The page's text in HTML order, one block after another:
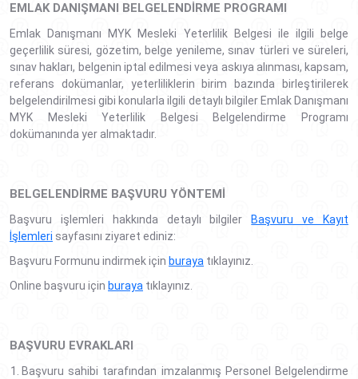
EMLAK DANIŞMANI BELGELENDIRME PROGRAMI
Emlak Danışmanı MYK Mesleki Yeterlilik Belgesi ile ilgili belge
geçerlilik süresi, gözetim, belge yenileme, sınav türleri ve süreleri,
sınav hakları, belgenin iptal edilmesi veya askıya alınması, kapsam,
referans dokümanlar, yeterliliklerin birim bazında birleştirilerek
belgelendirilmesi gibi konularla ilgili detaylı bilgiler Emlak Danışmanı
MYK Mesleki Yeterlilik Belgesi Belgelendirme Programı
dokümanında yer almaktadır.
BELGELENDIRME BAŞVURU YÖNTEMI
Başvuru işlemleri hakkında detaylı bilgiler
Başvuru ve Kayıt
İşlemleri sayfasını ziyaret ediniz:
Başvuru Formunu indirmek için buraya tıklayınız.
Online başvuru için buraya tıklayınız.
BAŞVURU EVRAKLARI
Başvuru sahibi tarafından imzalanmış Personel Belgelendirme